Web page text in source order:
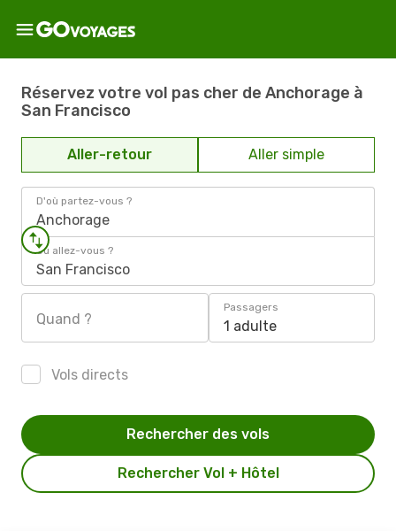
Réservez votre vol pas cher de Anchorage à
San Francisco
Aller-retour Aller simple
D'où partez-vous ?
Anchorage
Où allez-vous ?
San Francisco
Quand ?
Passagers
1 adulte
Vols directs
Rechercher Vol + Hôtel
Rechercher des vols